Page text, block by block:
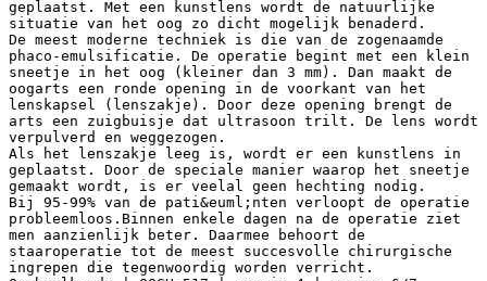
geplaatst. Met een kunstlens wordt de natuurlijke
situatie van het oog zo dicht mogelijk benaderd.
De meest moderne techniek is die van de zogenaamde
phaco-emulsificatie. De operatie begint met een klein
sneetje in het oog (kleiner dan 3 mm). Dan maakt de
oogarts een ronde opening in de voorkant van het
lenskapsel (lenszakje). Door deze opening brengt de
arts een zuigbuisje dat ultrasoon trilt. De lens wordt
verpulverd en weggezogen.
Als het lenszakje leeg is, wordt er een kunstlens in
geplaatst. Door de speciale manier waarop het sneetje
gemaakt wordt, is er veelal geen hechting nodig.
Bij 95-99% van de pati&euml;nten verloopt de operatie
probleemloos.Binnen enkele dagen na de operatie ziet
men aanzienlijk beter. Daarmee behoort de
staaroperatie tot de meest succesvolle chirurgische
ingrepen die tegenwoordig worden verricht.